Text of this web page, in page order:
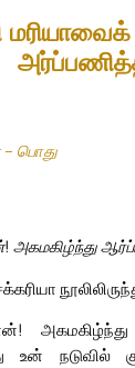
– பொது
உன் நடுவில்